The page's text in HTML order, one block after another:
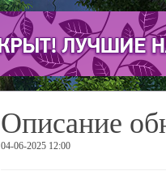
Описание
04-06-2025 12:00